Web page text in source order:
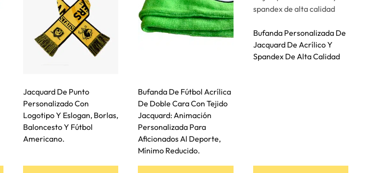
producto
opciones
pueden
producto
Jacquard De Punto
Personalizado Con
Logotipo Y Eslogan, Borlas,
Baloncesto Y Fútbol
Americano.
Bufanda De Fútbol Acrílica
De Doble Cara Con Tejido
Jacquard: Animación
Personalizada Para
Aficionados Al Deporte,
Mínimo Reducido.
Bufanda Personalizada De
Jacquard De Acrílico Y
Spandex De Alta Calidad